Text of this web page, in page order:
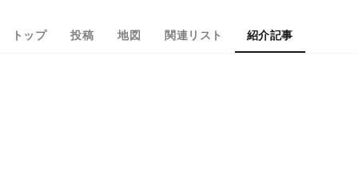
トップ 投稿 地図 関連リスト 紹介記事